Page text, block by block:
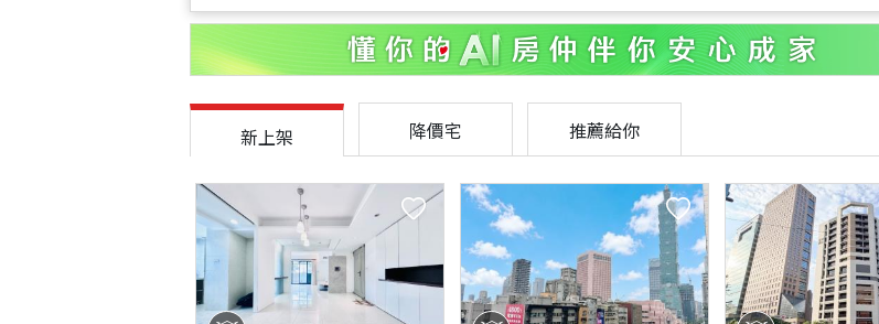
新上架 降價宅 推薦給你